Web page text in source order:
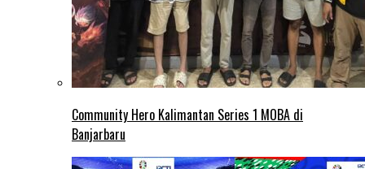
Community Hero Kalimantan Series 1 MOBA di
Banjarbaru